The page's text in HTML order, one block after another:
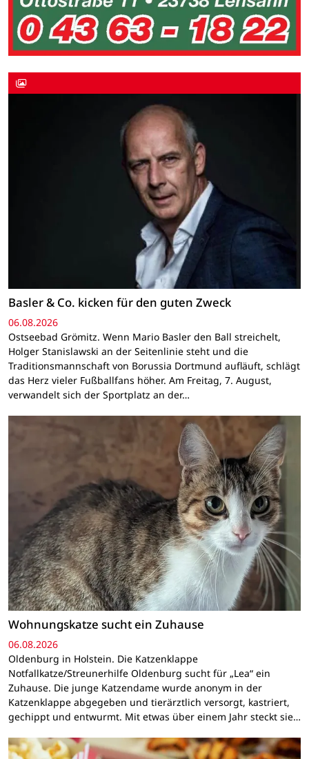
Basler & Co. kicken für den guten Zweck
06.08.2026
Ostseebad Grömitz. Wenn Mario Basler den Ball streichelt,
Holger Stanislawski an der Seitenlinie steht und die
Traditionsmannschaft von Borussia Dortmund aufläuft, schlägt
das Herz vieler Fußballfans höher. Am Freitag, 7. August,
verwandelt sich der Sportplatz an der…
Wohnungskatze sucht ein Zuhause
06.08.2026
Oldenburg in Holstein. Die Katzenklappe
Notfallkatze/Streunerhilfe Oldenburg sucht für „Lea“ ein
Zuhause. Die junge Katzendame wurde anonym in der
Katzenklappe abgegeben und tierärztlich versorgt, kastriert,
gechippt und entwurmt. Mit etwas über einem Jahr steckt sie…